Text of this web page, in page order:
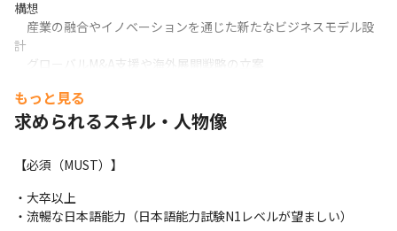
構想
産業の融合やイノベーションを通じた新たなビジネスモデル設
計
グローバルM&A支援や海外展開戦略の立案
＜ポジションの一例＞
戦略コンサルタント／経営変革コンサルタント
成長戦略・事業成長支援コンサルタント
マーケティング／顧客体験領域コンサルタント
製品・サービス開発／エンジニアリング変革コンサルタント
もっと見る
求められるスキル・人物像
【必須（MUST）】
・大卒以上
・流暢な日本語能力（日本語能力試験N1レベルが望ましい）